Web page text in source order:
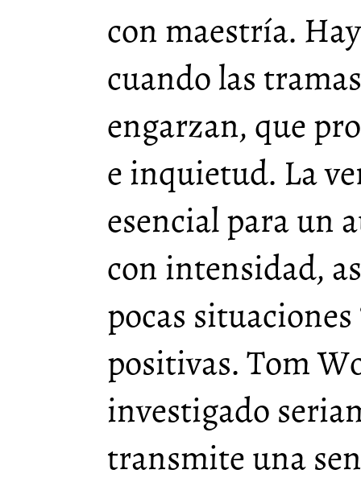
con maestría.
cuando las
engarzan, que
e inquietud. La
esencial para un
con intensidad,
pocas
positivas. Tom
investigado
transmite una